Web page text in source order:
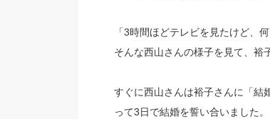
「3時間ほどテレビを見たけど、
そんな西山さんの様子を見て、裕
すぐに西山さんは裕子さんに「結
って3日で結婚を誓い合いました。